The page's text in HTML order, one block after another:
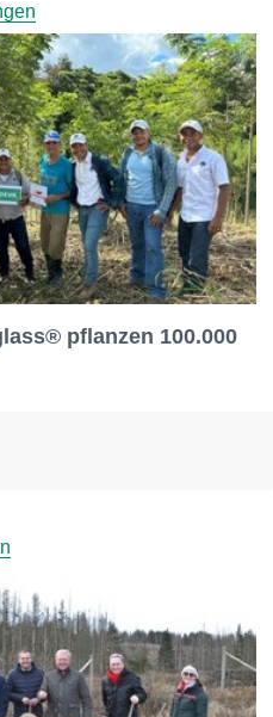
pflanzen 100.000